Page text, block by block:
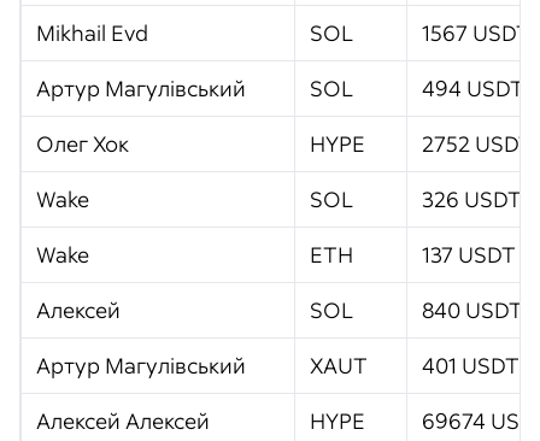
Mikhail Evd
SOL
1567 USDT
Артур Магулівський
SOL
494 USDT
Олег Хок
HYPE
2752 USDT
Wake
SOL
326 USDT
Wake
ETH
137 USDT
Алексей
SOL
840 USDT
Артур Магулівський
XAUT
401 USDT
Алексей Алексей
HYPE
69674